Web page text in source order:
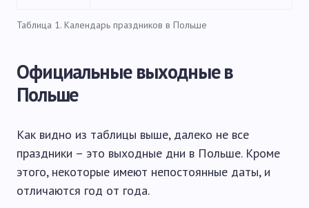
Таблица 1. Календарь праздников в Польше
Официальные выходные в
Польше
Как видно из таблицы выше, далеко не все
праздники – это выходные дни в Польше. Кроме
этого, некоторые имеют непостоянные даты, и
отличаются год от года.